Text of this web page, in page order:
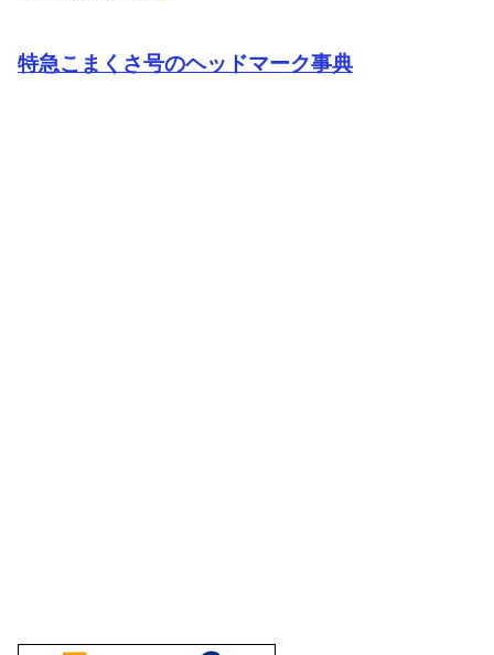
特急こまくさ号のヘッドマーク事典